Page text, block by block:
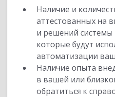
Наличие и
аттестованных на
и решений системы
которые будут
автоматизации
Наличие опыта
в вашей или
обратиться к